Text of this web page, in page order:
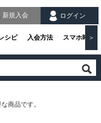
シピ 入会方法 スマホ時の
＞
ログイン
新規入会
商品です。